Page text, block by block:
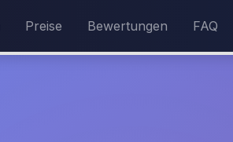
Preise Bewertungen FAQ